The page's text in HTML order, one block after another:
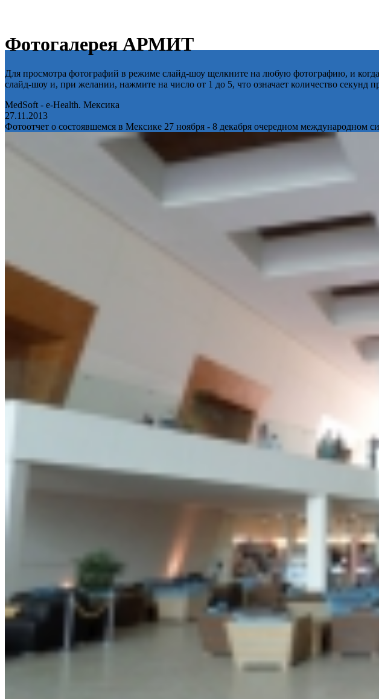
Фотогалерея АРМИТ
Для просмотра фотографий в режиме слайд-шоу щелкните на любую фотографию, и
слайд-шоу и, при желании, нажмите на число от 1 до 5, что означает количество секунд
MedSoft - e-Health. Мексика
27.11.2013
Фотоотчет о состоявшемся в Мексике 27 ноября - 8 декабря очередном международном